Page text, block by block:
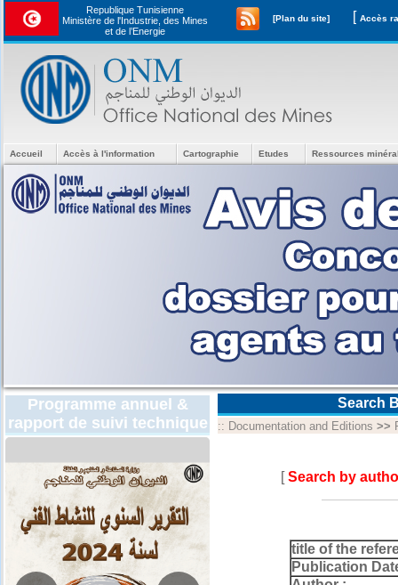
Republique Tunisienne
Ministère de l'Industrie, des Mines
et de l’Energie
[Plan du site] [
Accueil Accès à l'information Cartographie Etudes Ressources
Programme annuel &
rapport de suivi technique
Search
:: Documentation and Editions >>
[Search by
title of the
Publication